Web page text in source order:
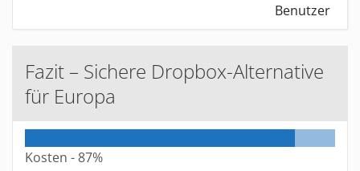
Benutzer
Fazit – Sichere Dropbox-Alternative
für Europa
Kosten -87%